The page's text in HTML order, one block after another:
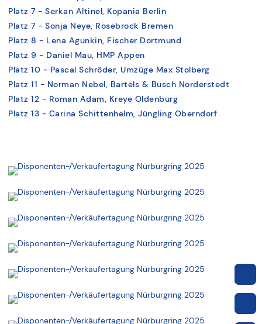
Platz 7 - Serkan Altinel, Kopania Berlin
Platz 7 - Sonja Neye, Rosebrock Bremen
Platz 8 - Lena Agunkin, Fischer Dortmund
Platz 9 - Daniel Mau, HMP Appen
Platz 10 - Pascal Schröder, Umzüge Max Stolberg
Platz 11 - Norman Nebel, Bartels & Busch Norderstedt
Platz 12 - Roman Adam, Kreye Oldenburg
Platz 13 - Carina Schittenhelm, Jüngling Oberndorf